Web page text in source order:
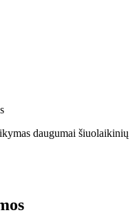
daugumai šiuolaikinių